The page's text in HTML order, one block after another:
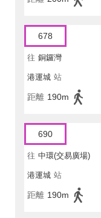
678
往 銅鑼灣
港運城 站
距離 190m
690
往 中環(交易廣場)
港運城 站
距離 190m